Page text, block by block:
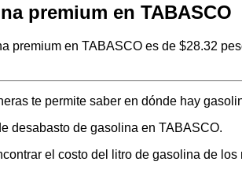
premium en TABASCO
premium en TABASCO es de $28.32
te permite saber en dónde hay
desabasto de gasolina en TABASCO.
el costo del litro de gasolina de